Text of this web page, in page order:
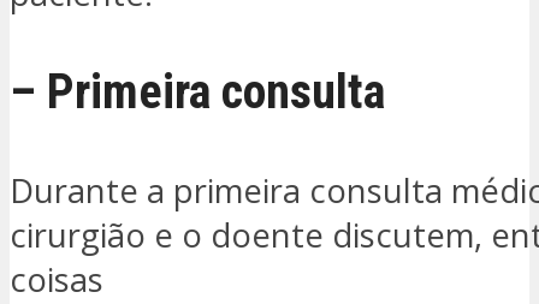
– Primeira consulta
Durante a primeira consulta
cirurgião e o doente discutem,
coisas